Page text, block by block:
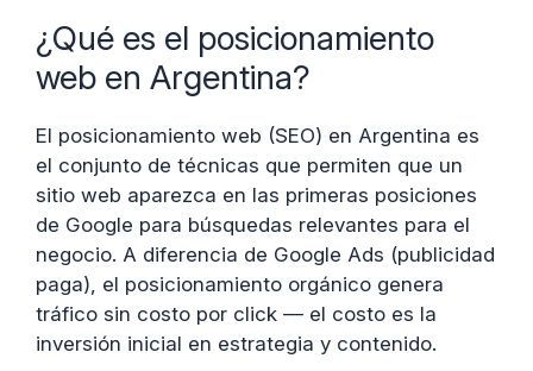
¿Qué es el posicionamiento
web en Argentina?
El posicionamiento web (SEO) en Argentina es
el conjunto de técnicas que permiten que un
sitio web aparezca en las primeras posiciones
de Google para búsquedas relevantes para el
negocio. A diferencia de Google Ads (publicidad
paga), el posicionamiento orgánico genera
tráfico sin costo por click — el costo es la
inversión inicial en estrategia y contenido.